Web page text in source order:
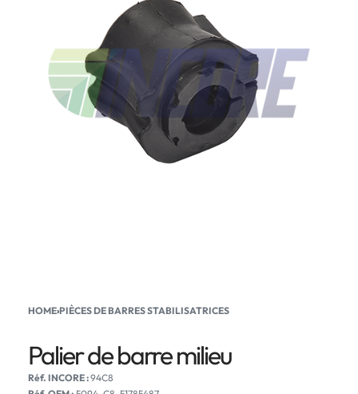
HOME›PIÈCES DE BARRES STABILISATRICES
Palier de barre milieu
94C8